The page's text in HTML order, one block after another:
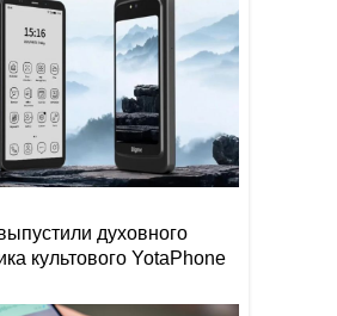
духовного
культового YotaPhone